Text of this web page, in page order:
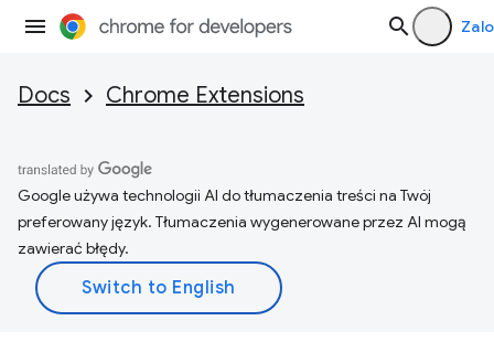
Docs Chrome Extensions
Google używa technologii AI do tłumaczenia treści na Twój
preferowany język. Tłumaczenia wygenerowane przez AI mogą
zawierać błędy.